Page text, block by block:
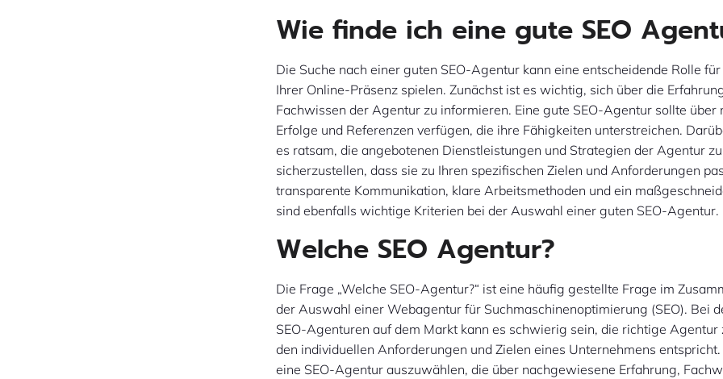
Wie finde ich eine gute SEO
Die Suche nach einer guten SEO-Agentur kann eine entscheidende Rolle
Ihrer Online-Präsenz spielen. Zunächst ist es wichtig, sich über die
Fachwissen der Agentur zu informieren. Eine gute SEO-Agentur sollte über
Erfolge und Referenzen verfügen, die ihre Fähigkeiten unterstreichen.
es ratsam, die angebotenen Dienstleistungen und Strategien der Agentur
sicherzustellen, dass sie zu Ihren spezifischen Zielen und Anforderungen
transparente Kommunikation, klare Arbeitsmethoden und ein
sind ebenfalls wichtige Kriterien bei der Auswahl einer guten SEO-Agentur.
Welche SEO Agentur?
Die Frage „Welche SEO-Agentur?“ ist eine häufig gestellte Frage im
der Auswahl einer Webagentur für Suchmaschinenoptimierung (SEO). Bei
SEO-Agenturen auf dem Markt kann es schwierig sein, die richtige Agentur
den individuellen Anforderungen und Zielen eines Unternehmens
eine SEO-Agentur auszuwählen, die über nachgewiesene Erfahrung,